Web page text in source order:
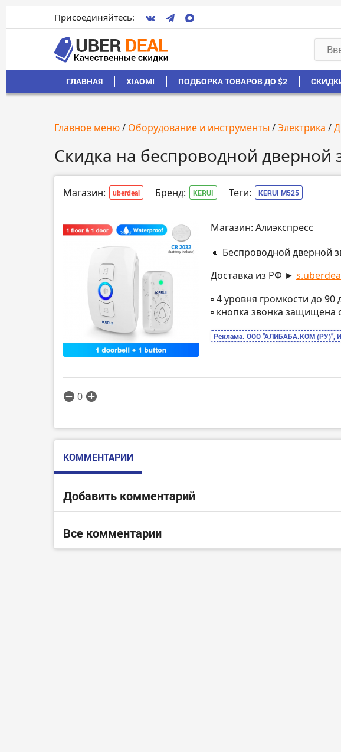
Присоединяйтесь:
ГЛАВНАЯ XIAOMI ПОДБОРКА ТОВАРОВ ДО $2
Главное меню/ Оборудование и инструменты /Электрика /
Скидка на беспроводной дверной
Магазин: uberdeal Бренд: KERUI Теги: KERUI M525
Магазин: Алиэкспресс
🔸 Беспроводной дверной
Доставка из РФ ►
▫️ 4 уровня громкости до 90
▫️ кнопка звонка защищена
Реклама. ООО “АЛИБАБА.КОМ (РУ)”,
0
КОММЕНТАРИИ
Добавить комментарий
Все комментарии